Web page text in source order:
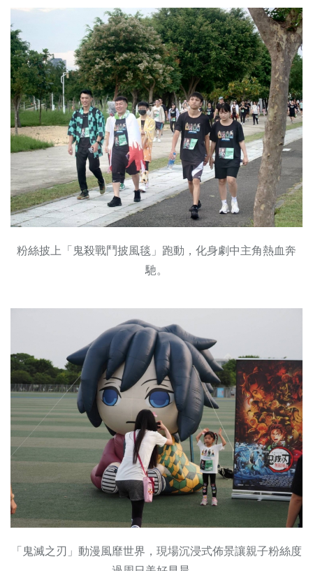
粉絲披上「鬼殺戰鬥披風毯」跑動，化身劇中主角熱血奔
馳。
「鬼滅之刃」動漫風靡世界，現場沉浸式佈景讓親子粉絲度